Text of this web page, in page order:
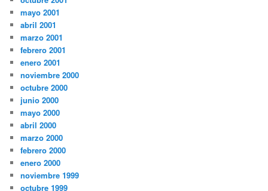
mayo 2001
abril 2001
marzo 2001
febrero 2001
enero 2001
noviembre 2000
octubre 2000
junio 2000
mayo 2000
abril 2000
marzo 2000
febrero 2000
enero 2000
noviembre 1999
octubre 1999